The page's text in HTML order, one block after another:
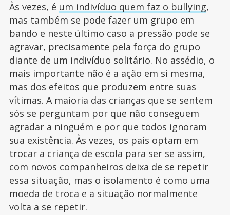
Às vezes, é um indivíduo quem faz o bullying,
mas também se pode fazer um grupo em
bando e neste último caso a pressão pode se
agravar, precisamente pela força do grupo
diante de um indivíduo solitário. No assédio, o
mais importante não é a ação em si mesma,
mas dos efeitos que produzem entre suas
vítimas. A maioria das crianças que se sentem
sós se perguntam por que não conseguem
agradar a ninguém e por que todos ignoram
sua existência. Às vezes, os pais optam em
trocar a criança de escola para ser se assim,
com novos companheiros deixa de se repetir
essa situação, mas o isolamento é como uma
moeda de troca e a situação normalmente
volta a se repetir.